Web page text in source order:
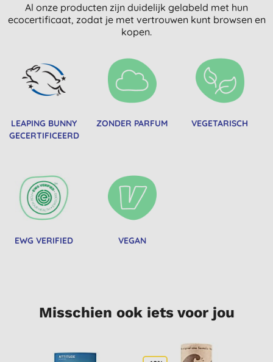
Al onze producten zijn duidelijk gelabeld met hun
ecocertificaat, zodat je met vertrouwen kunt browsen en
kopen.
LEAPING BUNNY
GECERTIFICEERD
ZONDER PARFUM VEGETARISCH
EWG VERIFIED VEGAN
Misschien ook iets voor jou